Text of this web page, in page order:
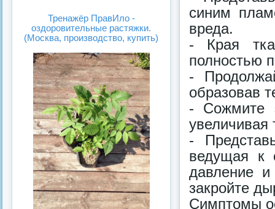
синим
вреда.
- Края
полностью
-
образовав
- Сожмите
увеличивая
-
ведущая к
давление
закройте
Симптомы
Тренажёр ПравИло -
оздоровительные растяжки.
(Москва, производство, купить)